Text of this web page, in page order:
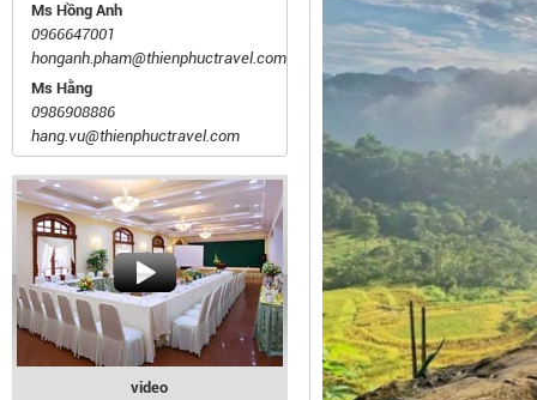
Ms Hồng Anh
0966647001
honganh.pham@thienphuctravel.com
Ms Hằng
0986908886
hang.vu@thienphuctravel.com
video